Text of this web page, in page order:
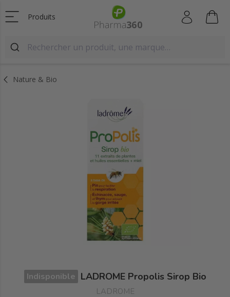
Produits
Nature & Bio
Indisponible LADROME Propolis Sirop Bio
LADROME